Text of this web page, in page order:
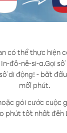
có thể thực hiện
đô-nê-si-a.Gọi
di động! - bắt
mỗi phút.
gói cước cuộc
phút tốt nhất đến